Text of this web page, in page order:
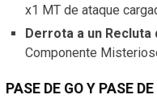
x1 MT de ataque
Derrota a un Recluta
Componente
PASE DE GO Y PASE